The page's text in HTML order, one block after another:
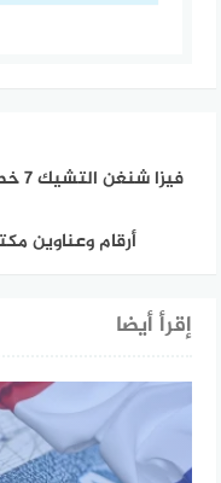
فيزا شنغن التشيك 7 خطواتك تمكنك من استخراجها بسهولة
أرقام وعناوين
إقرأ أيضا